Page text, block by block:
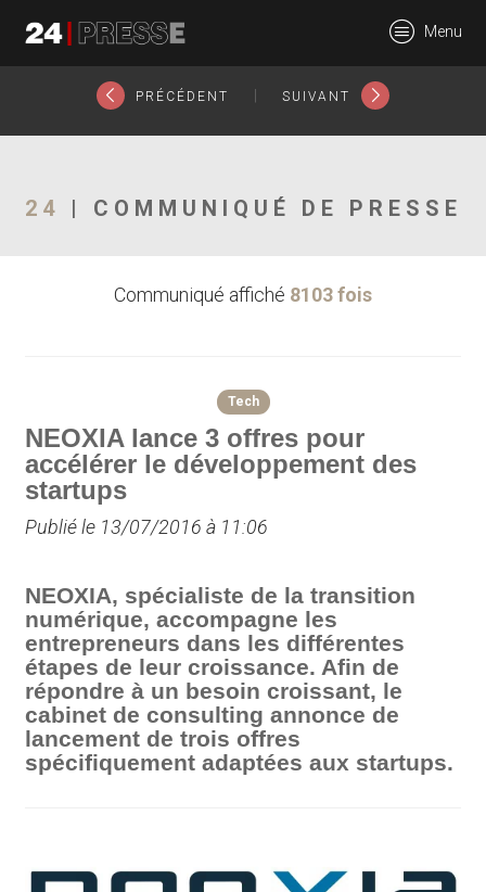
24Presse -
Communiqués de
Menu
PRÉCÉDENT SUIVANT
24 | COMMUNIQUÉ DE PRESSE
Communiqué affiché 8103 fois
Tech
NEOXIA lance 3 offres pour
accélérer le développement des
startups
Publié le 13/07/2016 à 11:06
NEOXIA, spécialiste de la transition
numérique, accompagne les
entrepreneurs dans les différentes
étapes de leur croissance. Afin de
répondre à un besoin croissant, le
cabinet de consulting annonce de
lancement de trois offres
spécifiquement adaptées aux startups.